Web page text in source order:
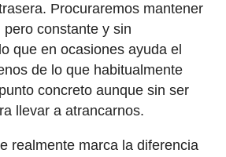
Procuraremos mantener
constante y sin
que en ocasiones ayuda el
de lo que habitualmente
concreto aunque sin ser
llevar a atrancarnos.
realmente marca la diferencia